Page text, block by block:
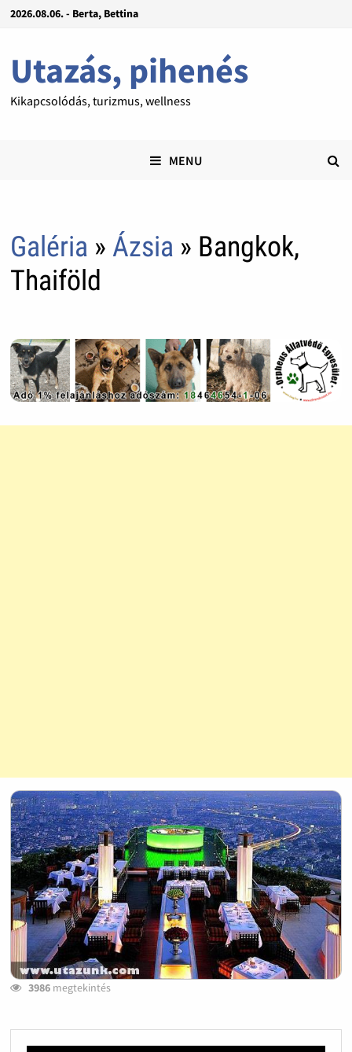
2026.08.06. - Berta, Bettina
Utazás, pihenés
Kikapcsolódás, turizmus, wellness
MENU
Galéria » Ázsia » Bangkok,
Thaiföld
3986megtekintés